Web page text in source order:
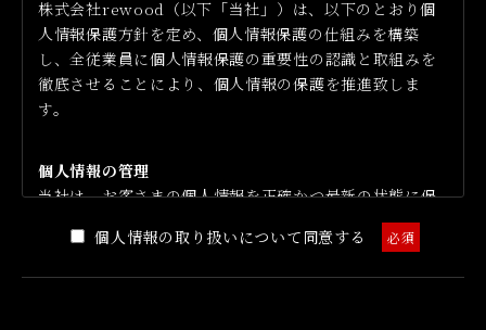
株式会社rewood（以下「当社」）は、以下のとおり個
人情報保護方針を定め、個人情報保護の仕組みを構築
し、全従業員に個人情報保護の重要性の認識と取組みを
徹底させることにより、個人情報の保護を推進致しま
す。
個人情報の管理
当社は、お客さまの個人情報を正確かつ最新の状態に保
ち、個人情報への不正アクセス・紛失・破損・改ざん・
漏洩などを防止するため、セキュリティシステムの維
個人情報の取り扱いについて同意する 必須